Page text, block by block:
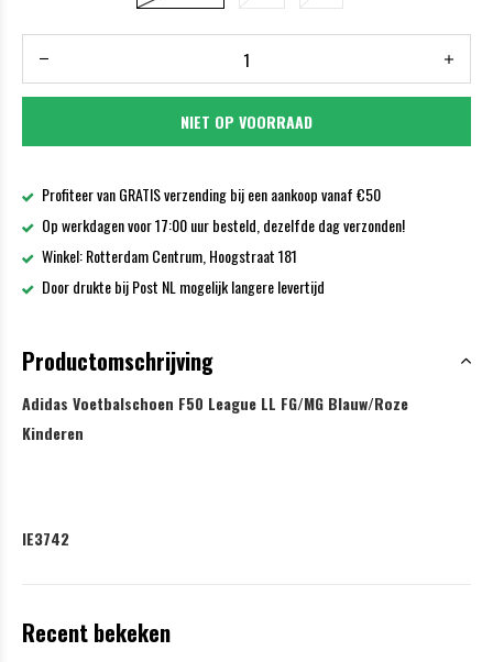
NIET OP VOORRAAD
Profiteer van GRATIS verzending bij een aankoop vanaf €50
Op werkdagen voor 17:00 uur besteld, dezelfde dag verzonden!
Winkel: Rotterdam Centrum, Hoogstraat 181
Door drukte bij Post NL mogelijk langere levertijd
Productomschrijving
Adidas Voetbalschoen F50 League LL FG/MG Blauw/Roze
Kinderen
IE3742
Recent bekeken